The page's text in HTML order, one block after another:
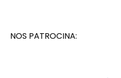
NOS PATROCINA: